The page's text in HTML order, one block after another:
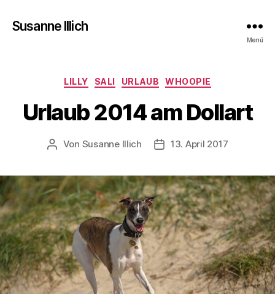
Susanne Illich
Menü
Kategorien
LILLY SALI URLAUB WHOOPIE
Urlaub 2014 am Dollart
Beitragsautor
Von Susanne Illich Veröffentlichungsdatum
13. April 2017